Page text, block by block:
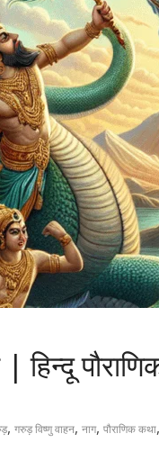
हिन्दू
, गरुड़ विष्णु वाहन, नाग, पौराणिक कथा,